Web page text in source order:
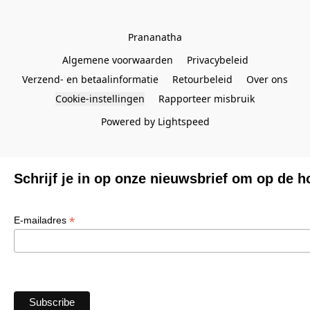
Prananatha
Algemene voorwaarden
Privacybeleid
Verzend- en betaalinformatie
Retourbeleid
Over ons
Cookie-instellingen
Rapporteer misbruik
Powered by Lightspeed
Schrijf je in op onze nieuwsbrief om op de
E-mailadres *